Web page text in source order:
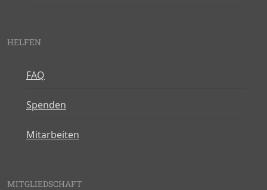
HELFEN
FAQ
Spenden
Mitarbeiten
MITGLIEDSCHAFT